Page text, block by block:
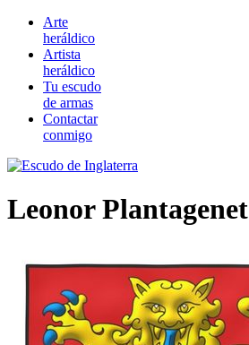
Arte
heráldico
Artista
heráldico
Tu escudo
de armas
Contactar
conmigo
Leonor Plantagenet